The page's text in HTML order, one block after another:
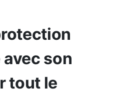
son
tout le